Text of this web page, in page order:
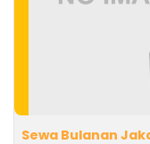
Sewa Bulanan